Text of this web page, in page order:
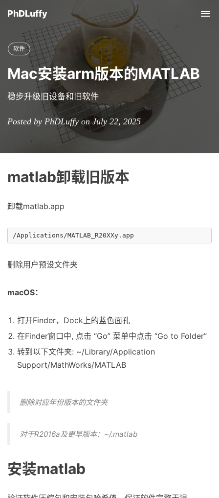
PhDLuffy
软件
Mac安装arm版本的MATLAB
稳步升级旧设备和旧软件
Posted by PhDLuffy on July 22, 2025
matlab卸载旧版本
卸载matlab.app
删除用户预设文件夹
macOS：
打开Finder，Dock上的蓝色面孔
在Finder窗口中, 点击 “Go” 菜单中点击 “Go to Folder”
转到以下文件夹: ~/Library/Application
Support/MathWorks/MATLAB
删除对应年份版本的文件夹
对于R2016a及更早版本：~/.matlab
安装matlab